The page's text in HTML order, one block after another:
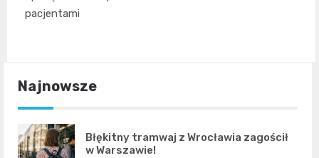
pacjentami
Najnowsze
Błękitny tramwaj z Wrocławia zagościł
w Warszawie!